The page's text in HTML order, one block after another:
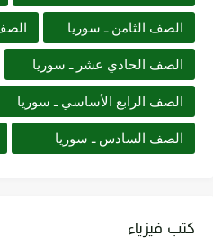
الصف الثامن ـ سوريا
الصف الحادي عشر ـ سوريا
الصف الرابع الأساسي ـ سوريا
الصف السادس ـ سوريا
كتب فيزياء